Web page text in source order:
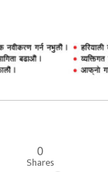
0
Shares